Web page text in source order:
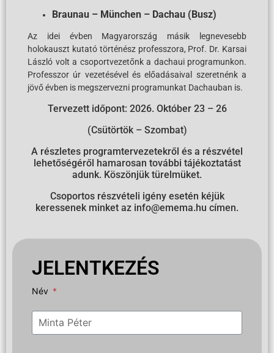
Braunau – München – Dachau (Busz)
Az idei évben Magyarország másik legnevesebb
holokauszt kutató történész professzora, Prof. Dr. Karsai
László volt a csoportvezetőnk a dachaui programunkon.
Professzor úr vezetésével és előadásaival szeretnénk a
jövő évben is megszervezni programunkat Dachauban is.
Tervezett időpont: 2026. Október 23 – 26
(Csütörtök – Szombat)
A részletes programtervezetekről és a részvétel
lehetőségéről hamarosan további tájékoztatást
adunk. Köszönjük türelmüket.
Csoportos részvételi igény esetén kéjük
keressenek minket az info@emema.hu címen.
JELENTKEZÉS
Név